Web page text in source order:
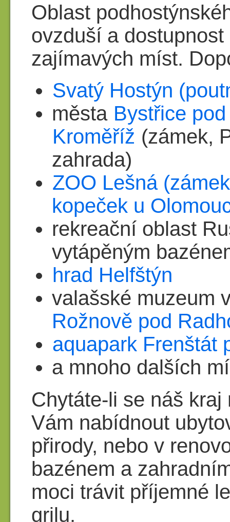
Oblast
ovzduší a
zajímavých míst.
Svatý Hostýn
města Bystřice
Kroměříž (zámek,
zahrada)
ZOO Lešná
kopeček u
rekreační oblast
vytápěným
hrad Helfštýn
valašské muzeum
Rožnově pod
aquapark Frenštát
a mnoho dalších
Chytáte-li se náš
Vám nabídnout
přirody, nebo v
bazénem a
moci trávit příjemné
grilu.